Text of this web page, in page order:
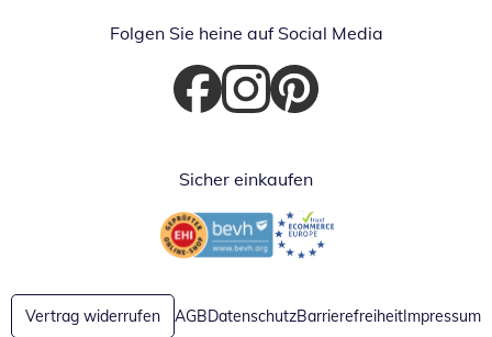
Folgen Sie heine auf Social Media
Öffnet in neuem Fenster
Öffnet in neuem Fenster
Öffnet in neuem Fenster
Sicher einkaufen
Öffnet in neuem FensterÖffnet in neuem Fenster
Vertrag widerrufen AGBDatenschutzBarrierefreiheit Impressum